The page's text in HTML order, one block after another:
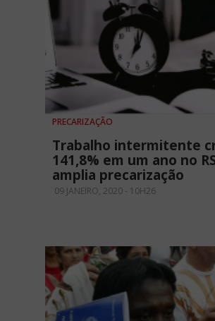
PRECARIZAÇÃO
Trabalho intermitente
141,8% em um ano no
amplia precarização
09 JANEIRO, 2020 - 10H26